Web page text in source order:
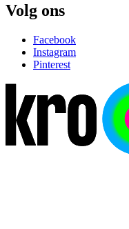
Volg ons
Facebook
Instagram
Pinterest